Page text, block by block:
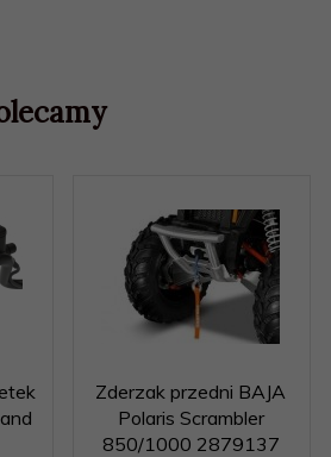
Zderzak przedni BAJA
Polaris Scrambler
850/1000 2879137